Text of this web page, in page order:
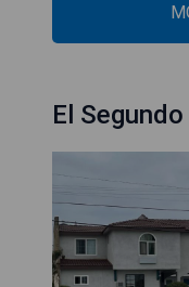
El